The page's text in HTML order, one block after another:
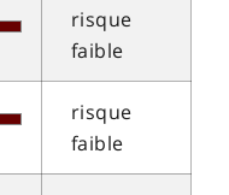
risque
faible
risque
faible